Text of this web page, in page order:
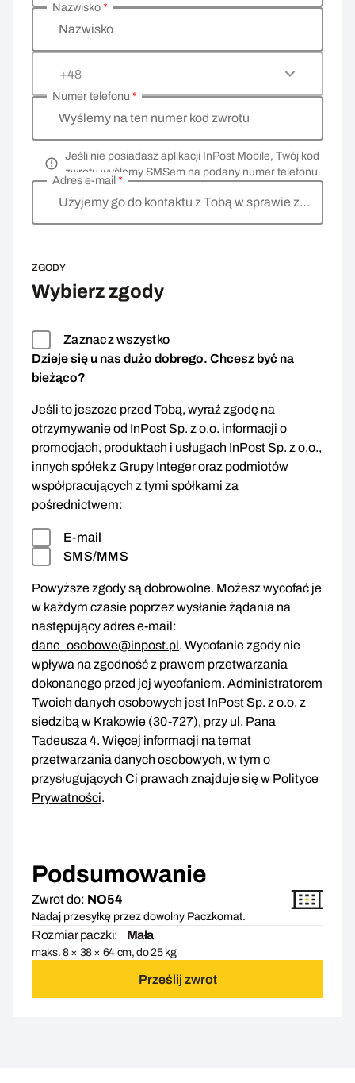
Nazwisko
Nazwisko*
+48
Wyślemy na ten numer kod zwrotu
Numer telefonu *
Jeśli nie posiadasz aplikacji InPost Mobile, Twój kod
zwrotu wyślemy SMSem na podany numer telefonu.
Użyjemy go do kontaktu z Tobą w sprawie zwrotu
Adres e-mail *
ZGODY
Wybierz zgody
Zaznacz wszystko
Dzieje się u nas dużo dobrego. Chcesz być na
bieżąco?
Jeśli to jeszcze przed Tobą, wyraź zgodę na
otrzymywanie od InPost Sp. z o.o. informacji o
promocjach, produktach i usługach InPost Sp. z o.o.,
innych spółek z Grupy Integer oraz podmiotów
współpracujących z tymi spółkami za
pośrednictwem:
E-mail
SMS/MMS
Powyższe zgody są dobrowolne. Możesz wycofać je
w każdym czasie poprzez wysłanie żądania na
następujący adres e-mail:
dane_osobowe@inpost.pl. Wycofanie zgody nie
wpływa na zgodność z prawem przetwarzania
dokonanego przed jej wycofaniem. Administratorem
Twoich danych osobowych jest InPost Sp. z o.o. z
siedzibą w Krakowie (30-727), przy ul. Pana
Tadeusza 4. Więcej informacji na temat
przetwarzania danych osobowych, w tym o
przysługujących Ci prawach znajduje się w Polityce
Prywatności.
Podsumowanie
Zwrot do: NO54
Nadaj przesyłkę przez dowolny Paczkomat.
Rozmiar paczki: Mała
maks. 8 × 38 × 64 cm, do 25 kg
Prześlij zwrot